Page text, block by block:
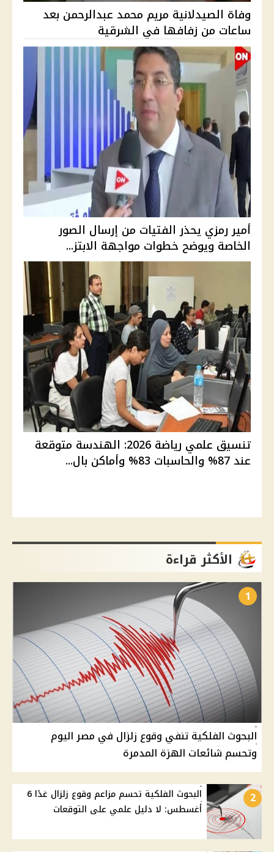
وفاة الصيدلانية مريم محمد عبدالرحمن بعد
ساعات من زفافها في الشرقية
أمير رمزي يحذر الفتيات من إرسال الصور
الخاصة ويوضح خطوات مواجهة الابتز...
تنسيق علمي رياضة 2026: الهندسة متوقعة
عند 87% والحاسبات 83% وأماكن بال...
الأكثر قراءة
1
البحوث الفلكية تنفي وقوع زلزال في مصر اليوم
وتحسم شائعات الهزة المدمرة
2
البحوث الفلكية تحسم مزاعم وقوع زلزال غدًا 6
أغسطس: لا دليل علمي على التوقعات